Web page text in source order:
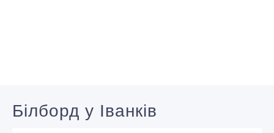
Білборд у Іванків